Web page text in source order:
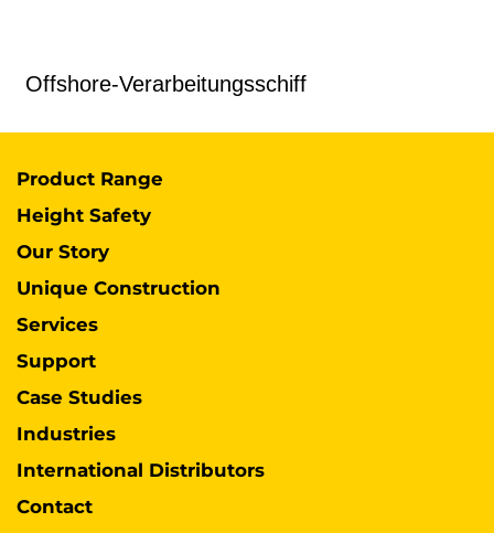
Offshore-Verarbeitungsschiff
Product Range
Height Safety
Our Story
Unique Construction
Services
Support
Case Studies
Industries
International Distributors
Contact